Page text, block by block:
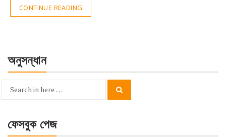
CONTINUE READING
অনুসন্ধান
Search
ফেসবুক পেজ